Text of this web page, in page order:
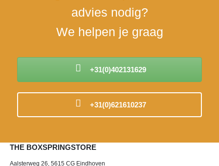
advies nodig?
We helpen je graag
+31(0)402131629
+31(0)621610237
THE BOXSPRINGSTORE
Aalsterweg 26, 5615 CG Eindhoven